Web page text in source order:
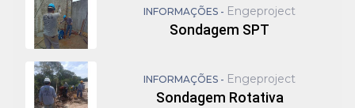
INFORMAÇÕES - Engeproject
Sondagem SPT
INFORMAÇÕES - Engeproject
Sondagem Rotativa